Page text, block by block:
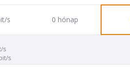
s 0 hónap
s
s